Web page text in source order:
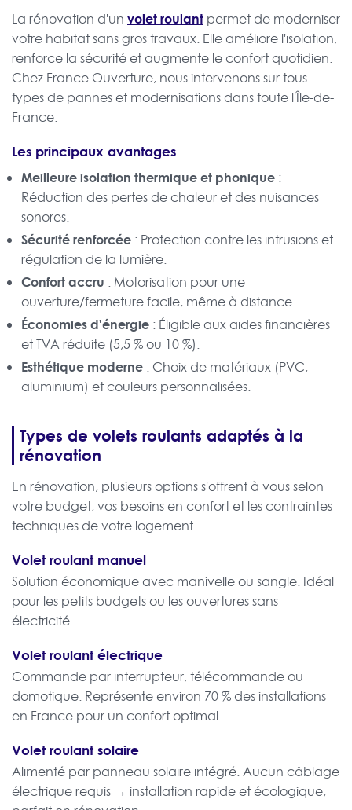
La rénovation d'un volet roulant permet de moderniser
votre habitat sans gros travaux. Elle améliore l'isolation,
renforce la sécurité et augmente le confort quotidien.
Chez France Ouverture, nous intervenons sur tous
types de pannes et modernisations dans toute l'Île-de-
France.
Les principaux avantages
Meilleure isolation thermique et phonique :
Réduction des pertes de chaleur et des nuisances
sonores.
Sécurité renforcée : Protection contre les intrusions et
régulation de la lumière.
Confort accru : Motorisation pour une
ouverture/fermeture facile, même à distance.
Économies d'énergie : Éligible aux aides financières
et TVA réduite (5,5 % ou 10 %).
Esthétique moderne : Choix de matériaux (PVC,
aluminium) et couleurs personnalisées.
Types de volets roulants adaptés à la
rénovation
En rénovation, plusieurs options s'offrent à vous selon
votre budget, vos besoins en confort et les contraintes
techniques de votre logement.
Volet roulant manuel
Solution économique avec manivelle ou sangle. Idéal
pour les petits budgets ou les ouvertures sans
électricité.
Volet roulant électrique
Commande par interrupteur, télécommande ou
domotique. Représente environ 70 % des installations
en France pour un confort optimal.
Volet roulant solaire
Alimenté par panneau solaire intégré. Aucun câblage
électrique requis → installation rapide et écologique,